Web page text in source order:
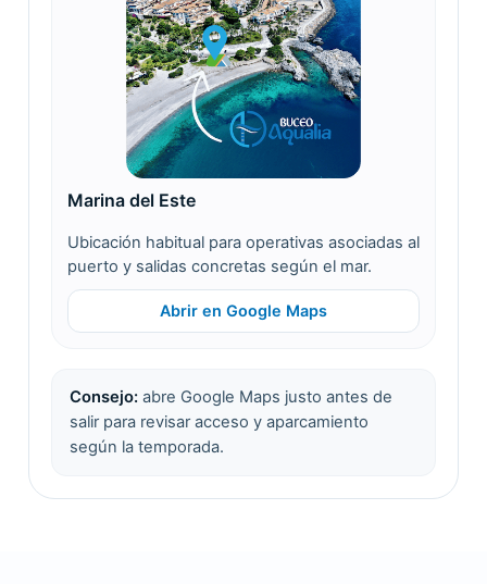
Marina del Este
Ubicación habitual para operativas asociadas al
puerto y salidas concretas según el mar.
Abrir en Google Maps
Consejo: abre Google Maps justo antes de
salir para revisar acceso y aparcamiento
según la temporada.